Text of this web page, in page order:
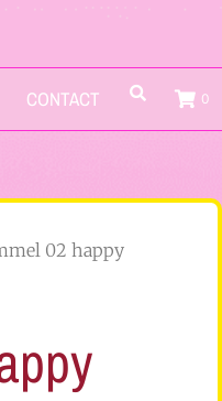
CONTACT 0
02 happy